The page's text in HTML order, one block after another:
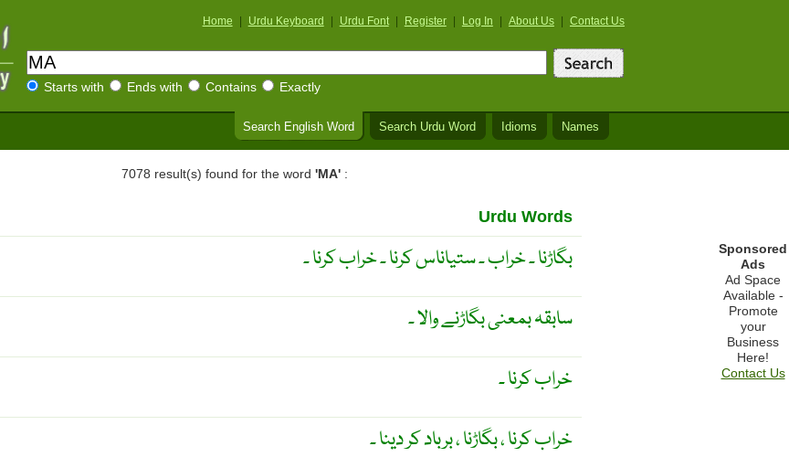
Home Urdu Keyboard Urdu Font Register Log In About Us Contact Us
Starts with Ends with Contains Exactly
Search English Word Search Urdu Word Idioms Names
7078 result(s) found for the word 'MA':
Urdu Words
بگاڑنا ۔ خراب ۔ ستیاناس کرنا ۔ خراب کرنا ۔
سابقہ بمعنی بگاڑنے والا ۔
خراب کرنا ۔
خراب کرنا ، بگاڑنا ، برباد کر دینا ۔
Sponsored
Ads
Ad Space
Available -
Promote
your
Business
Here!
Contact Us